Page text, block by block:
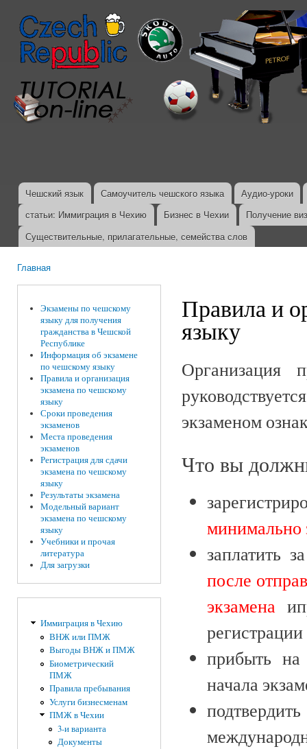
Главное меню
Чешский язык Самоучитель чешского языка
Аудио-уроки
статьи: Иммиграция в Чехию
Бизнес в Чехии
Получение
Существительные, прилагательные, семейства слов
Главная
Экзамены по чешскому
языку для получения
гражданства в Чешской
Республике
Информация об экзамене
по чешскому языку
Правила и организация
экзамена по чешскому
языку
Сроки проведения
экзаменов
Места проведения
экзаменов
Регистрация для сдачи
экзамена по чешскому
языку
Результаты экзамена
Модельный вариант
экзамена по чешскому
языку
Учебники и прочая
литература
Для загрузки
Иммиграция в Чехию
ВНЖ или ПМЖ
Выгоды ВНЖ и ПМЖ
Биометрический
ПМЖ
Правила пребывания
Услуги бизнесменам
ПМЖ в Чехии
3-и варианта
Документы
Правила и
языку
Организация
руководствуется
экзаменом
Что вы
минимально
заплатить
после
экзамена и
регистрации
прибыть
начала